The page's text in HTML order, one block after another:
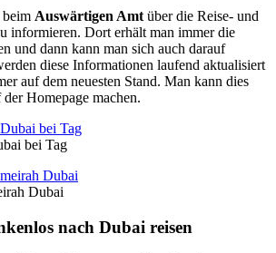
beim Auswärtigen Amt über die Reise- und
informieren. Dort erhält man immer die
und dann kann man sich auch darauf
diese Informationen laufend aktualisiert
auf dem neuesten Stand. Man kann dies
Homepage machen.
bei Tag
Dubai
nach Dubai reisen